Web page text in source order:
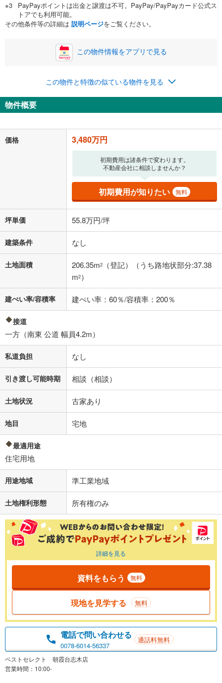
PayPayポイントは出金と譲渡は不可。PayPay/PayPayカード公式ス
トアでも利用可能。
その他条件等の詳細は 説明ページをご覧ください。
この物件情報をアプリで見る
この物件と特徴の似ている物件を見る
物件概要
価格 3,480万円
初期費用は諸条件で変わります。
不動産会社に相談しませんか？
初期費用が知りたい 無料
坪単価 55.8万円/坪
建築条件 なし
土地面積 206.35m2
（登記）（うち路地状部分:37.38
m2）
建ぺい率/容積率 建ぺい率：60％/容積率：200％
接道
一方（南東 公道 幅員4.2m）
私道負担 なし
引き渡し可能時期 相談（相談）
土地状況 古家あり
地目 宅地
最適用途
住宅用地
用途地域 準工業地域
土地権利形態 所有権のみ
詳細を見る
資料をもらう 無料
現地を見学する 無料
電話で問い合わせる
0078-6014-56337
通話料無料
ベストセレクト 朝霞台志木店
営業時間：10:00-